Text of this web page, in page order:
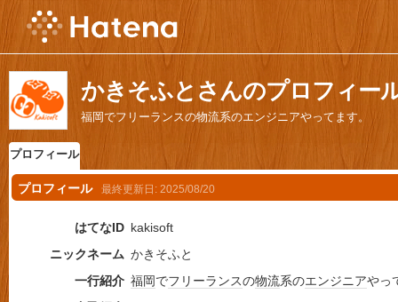
かきそふとさんのプロフィー
福岡でフリーランスの物流系のエンジニアやってます。
プロフィール
プロフィール 最終更新日: 2025/08/20
はてなID kakisoft
ニックネーム かきそふと
一行紹介 福岡でフリーランスの物流系のエンジニアやっ